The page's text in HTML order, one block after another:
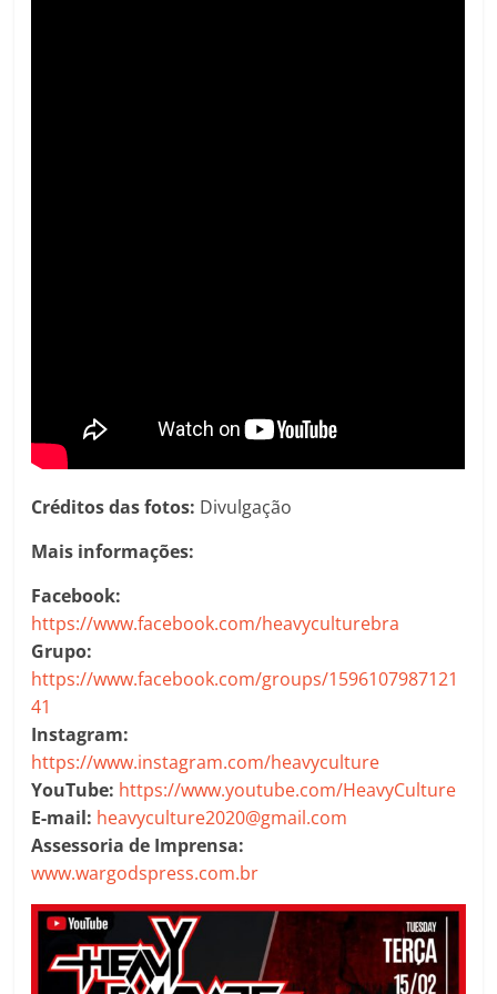
Créditos das fotos: Divulgação
Mais informações:
Facebook:
https://www.facebook.com/heavyculturebra
Grupo:
https://www.facebook.com/groups/1596107987121
41
Instagram:
https://www.instagram.com/heavyculture
YouTube: https://www.youtube.com/HeavyCulture
E-mail: heavyculture2020@gmail.com
Assessoria de Imprensa:
www.wargodspress.com.br